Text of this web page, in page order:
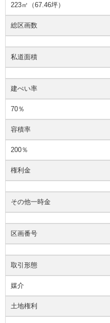
223㎡（67.46坪）
総区画数
私道面積
建ぺい率
70％
容積率
200％
権利金
その他一時金
区画番号
取引形態
媒介
土地権利